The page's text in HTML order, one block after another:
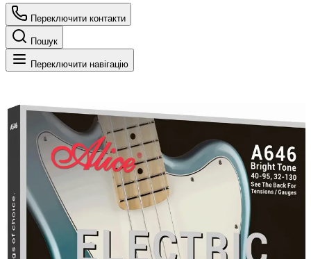
Переключити контакти
Пошук
Переключити навігацію